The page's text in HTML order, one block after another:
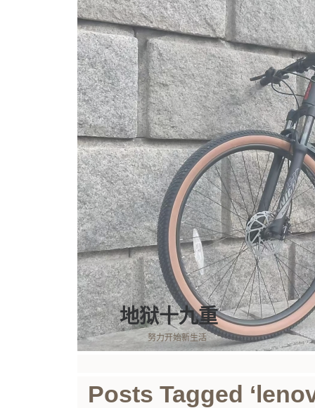
地狱十九重
努力开始新生活
Posts Tagged